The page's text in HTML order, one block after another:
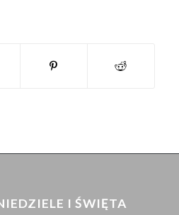
I ŚWIĘTA